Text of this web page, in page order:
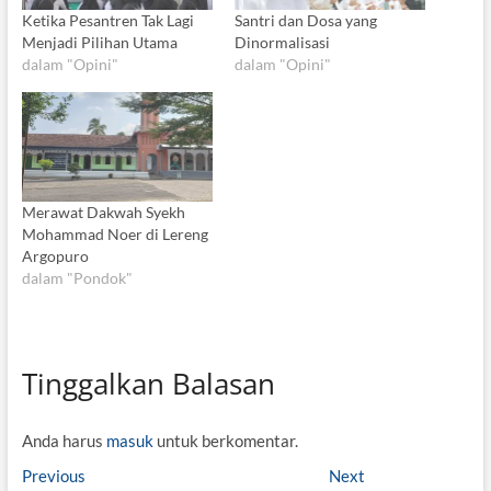
Ketika Pesantren Tak Lagi
Menjadi Pilihan Utama
dalam "Opini"
Santri dan Dosa yang
Dinormalisasi
dalam "Opini"
Merawat Dakwah Syekh
Mohammad Noer di Lereng
Argopuro
dalam "Pondok"
Tinggalkan Balasan
Anda harus masukuntuk berkomentar.
N
Previous Next